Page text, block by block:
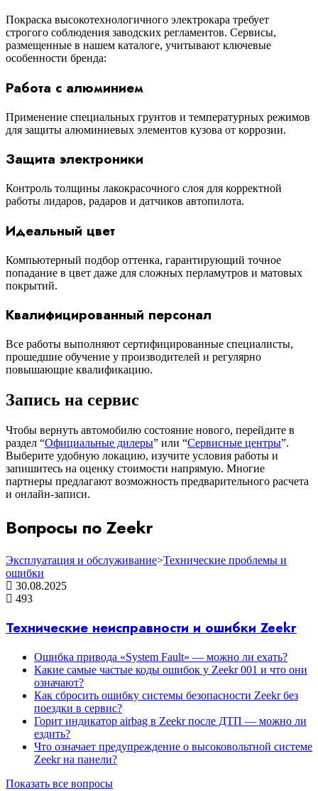
Покраска высокотехнологичного электрокара требует
строгого соблюдения заводских регламентов. Сервисы,
размещенные в нашем каталоге, учитывают ключевые
особенности бренда:
Работа с алюминием
Применение специальных грунтов и температурных режимов
для защиты алюминиевых элементов кузова от коррозии.
Защита электроники
Контроль толщины лакокрасочного слоя для корректной
работы лидаров, радаров и датчиков автопилота.
Идеальный цвет
Компьютерный подбор оттенка, гарантирующий точное
попадание в цвет даже для сложных перламутров и матовых
покрытий.
Квалифицированный персонал
Все работы выполняют сертифицированные специалисты,
прошедшие обучение у производителей и регулярно
повышающие квалификацию.
Запись на сервис
Чтобы вернуть автомобилю состояние нового, перейдите в
раздел “Официальные дилеры” или “Сервисные центры”.
Выберите удобную локацию, изучите условия работы и
запишитесь на оценку стоимости напрямую. Многие
партнеры предлагают возможность предварительного расчета
и онлайн-записи.
Вопросы по Zeekr
Эксплуатация и обслуживание>Технические проблемы и
ошибки
30.08.2025
493
Технические неисправности и ошибки Zeekr
Ошибка привода «System Fault» — можно ли ехать?
Какие самые частые коды ошибок у Zeekr 001 и что они
означают?
Как сбросить ошибку системы безопасности Zeekr без
поездки в сервис?
Горит индикатор airbag в Zeekr после ДТП — можно ли
ездить?
Что означает предупреждение о высоковольтной системе
Zeekr на панели?
Показать все вопросы